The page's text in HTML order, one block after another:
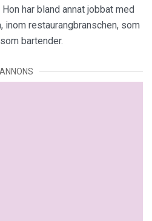
har bland annat jobbat med
inom restaurangbranschen, som
bartender.
ANNONS